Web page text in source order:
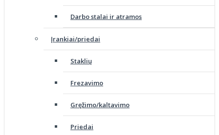
Darbo stalai ir atramos
Įrankiai/priedai
Staklių
Frezavimo
Gręžimo/kaltavimo
Priedai